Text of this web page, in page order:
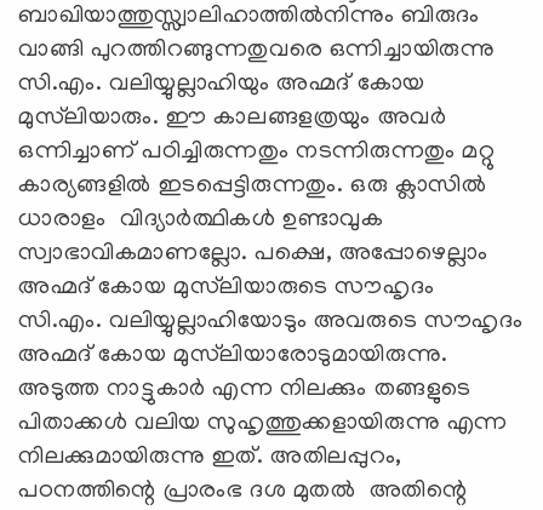
ബാഖിയാത്തുസ്സ്വാലിഹാത്തില്‍നിന്നും ബിരുദം
വാങ്ങി പുറത്തിറങ്ങുന്നതുവരെ ഒന്നിച്ചായിരുന്നു
സി.എം. വലിയ്യുല്ലാഹിയും അഹ്മദ് കോയ
മുസ്‌ലിയാരും. ഈ കാലങ്ങളത്രയും അവര്‍
ഒന്നിച്ചാണ് പഠിച്ചിരുന്നതും നടന്നിരുന്നതും മറ്റു
കാര്യങ്ങളില്‍ ഇടപ്പെട്ടിരുന്നതും. ഒരു ക്ലാസില്‍
ധാരാളം വിദ്യാര്‍ത്ഥികള്‍ ഉണ്ടാവുക
സ്വാഭാവികമാണല്ലോ. പക്ഷെ, അപ്പോഴെല്ലാം
അഹ്മദ് കോയ മുസ്‌ലിയാരുടെ സൗഹൃദം
സി.എം. വലിയ്യുല്ലാഹിയോടും അവരുടെ സൗഹൃദം
അഹ്മദ് കോയ മുസ്‌ലിയാരോടുമായിരുന്നു.
അടുത്ത നാട്ടുകാര്‍ എന്ന നിലക്കും തങ്ങളുടെ
പിതാക്കള്‍ വലിയ സുഹൃത്തുക്കളായിരുന്നു എന്ന
നിലക്കുമായിരുന്നു ഇത്. അതിലപ്പുറം,
പഠനത്തിന്റെ പ്രാരംഭ ദശ മുതല്‍ അതിന്റെ